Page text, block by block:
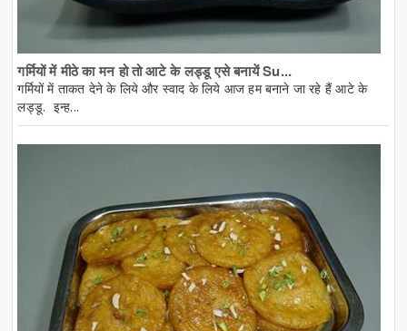
गर्मियों में मीठे का मन हो तो आटे के लड्डू एसे बनायें Su...
गर्मियों में ताकत देने के लिये और स्वाद के लिये आज हम बनाने जा रहे हैं आटे के
लड्डू. इन्ह...